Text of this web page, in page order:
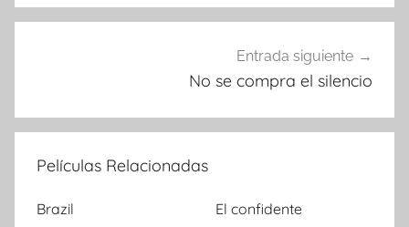
entradas
Entrada siguiente
No se compra el silencio
Películas Relacionadas
Brazil El confidente